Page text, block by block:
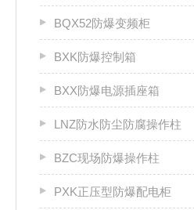
BQX52防爆变频柜
BXK防爆控制箱
BXX防爆电源插座箱
LNZ防水防尘防腐操作柱
BZC现场防爆操作柱
PXK正压型防爆配电柜